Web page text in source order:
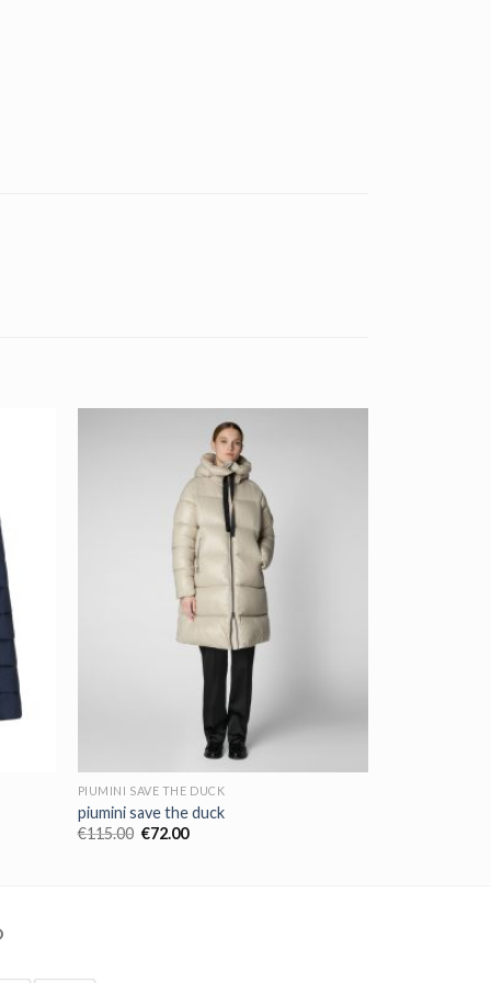
PIUMINI SAVE THE DUCK
piumini save the duck
€115.00 €72.00